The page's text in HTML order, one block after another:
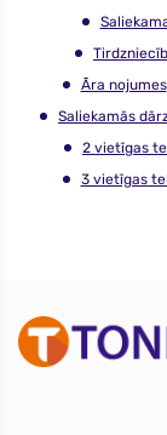
Āra nojumes
Saliekamās
2 vietīgas
3 vietīgas